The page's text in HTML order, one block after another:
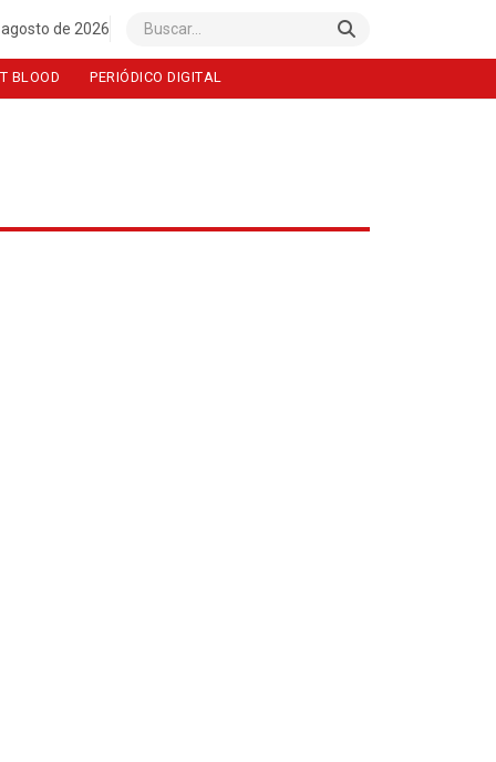
de 2026 Buscar
BLOOD PERIÓDICO DIGITAL